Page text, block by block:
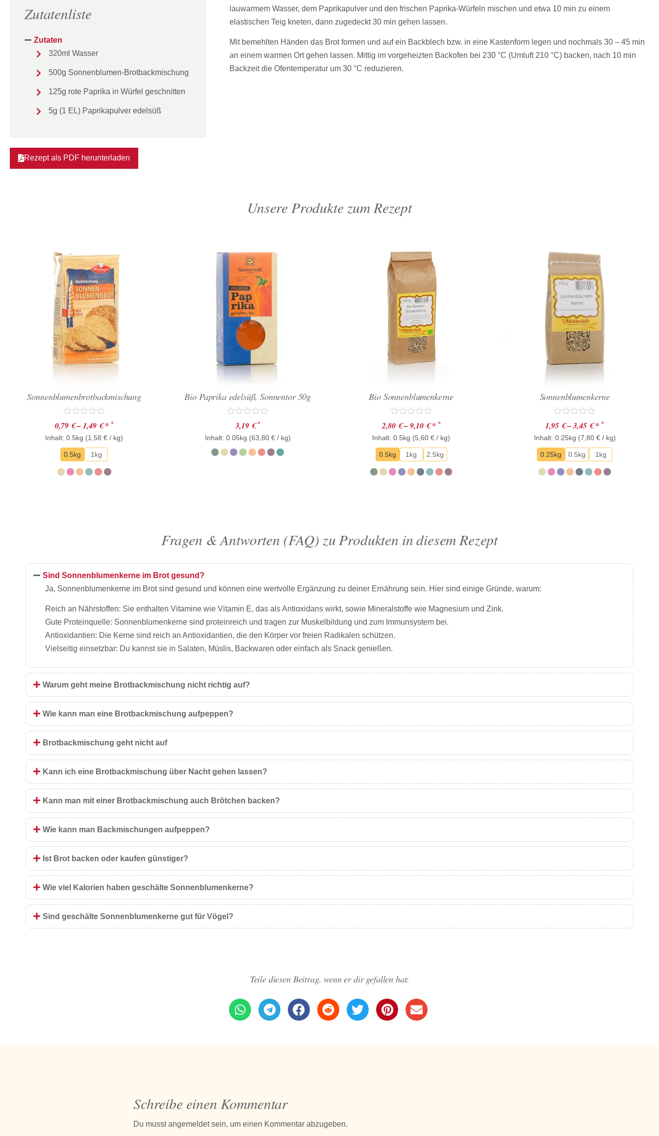
Zutatenliste
Zutaten
320ml Wasser
500g Sonnenblumen-Brotbackmischung
125g rote Paprika in Würfel geschnitten
5g (1 EL) Paprikapulver edelsüß
Rezept als PDF herunterladen
lauwarmem Wasser, dem Paprikapulver und den frischen Paprika-Würfeln mischen und etwa 10 min zu einem
elastischen Teig kneten, dann zugedeckt 30 min gehen lassen.
Mit bemehlten Händen das Brot formen und auf ein Backblech bzw. in eine Kastenform legen und nochmals 30 – 45 min
an einem warmen Ort gehen lassen. Mittig im vorgeheizten Backofen bei 230 °C (Umluft 210 °C) backen, nach 10 min
Backzeit die Ofentemperatur um 30 °C reduzieren.
Unsere Produkte zum Rezept
Sonnenblumenbrotbackmischung
Bewertet
mit
0
von
5
0,79 €–1,49 €* *
Inhalt: 0.5kg (1,58€ / kg)
0.5kg 1kg
Bio Paprika edelsüß, Sonnentor 50g
Bewertet
mit
0
5
3,19 € *
Inhalt: 0.05kg (63,80 €/ kg)
Bio Sonnenblumenkerne
Bewertet
mit
0
von
5
2,80 €–9,10 €* *
Inhalt: 0.5kg (5,60€ / kg)
0.5kg 1kg 2.5kg
Sonnenblumenkerne
Bewertet
mit
0
von
5
1,95 €–3,45 €**
Inhalt: 0.25kg (7,80 €/ kg)
0.25kg 0.5kg 1kg
Fragen & Antworten (FAQ) zu Produkten in diesem Rezept
Sind Sonnenblumenkerne im Brot gesund?
Ja, Sonnenblumenkerne im Brot sind gesund und können eine wertvolle Ergänzung zu deiner Ernährung sein. Hier sind einige Gründe, warum:
Reich an Nährstoffen: Sie enthalten Vitamine wie Vitamin E, das als Antioxidans wirkt, sowie Mineralstoffe wie Magnesium und Zink.
Gute Proteinquelle: Sonnenblumenkerne sind proteinreich und tragen zur Muskelbildung und zum Immunsystem bei.
Antioxidantien: Die Kerne sind reich an Antioxidantien, die den Körper vor freien Radikalen schützen.
Vielseitig einsetzbar: Du kannst sie in Salaten, Müslis, Backwaren oder einfach als Snack genießen.
Warum geht meine Brotbackmischung nicht richtig auf?
Wie kann man eine Brotbackmischung aufpeppen?
Brotbackmischung geht nicht auf
Kann ich eine Brotbackmischung über Nacht gehen lassen?
Kann man mit einer Brotbackmischung auch Brötchen backen?
Wie kann man Backmischungen aufpeppen?
Ist Brot backen oder kaufen günstiger?
Wie viel Kalorien haben geschälte Sonnenblumenkerne?
Sind geschälte Sonnenblumenkerne gut für Vögel?
Teile diesen Beitrag, wenn er dir gefallen hat:
Schreibe einen Kommentar
Du musstangemeldetsein, um einen Kommentar abzugeben.